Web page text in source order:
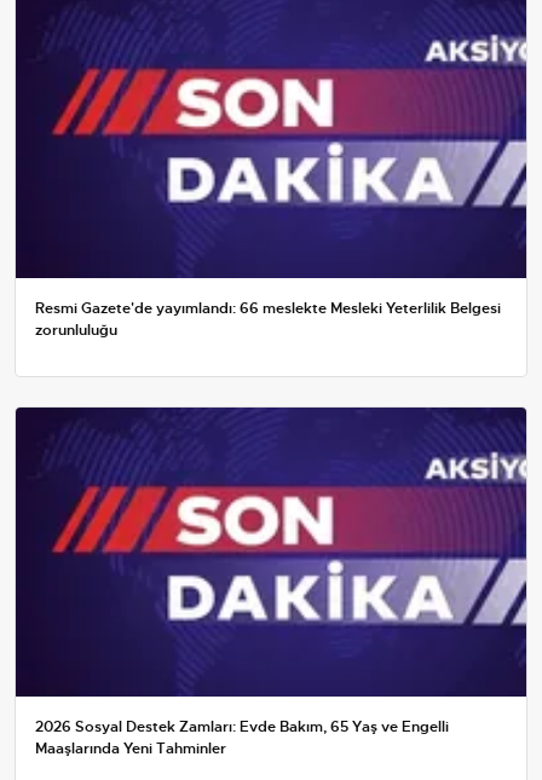
Resmi Gazete'de yayımlandı: 66 meslekte Mesleki Yeterlilik Belgesi
zorunluluğu
2026 Sosyal Destek Zamları: Evde Bakım, 65 Yaş ve Engelli
Maaşlarında Yeni Tahminler